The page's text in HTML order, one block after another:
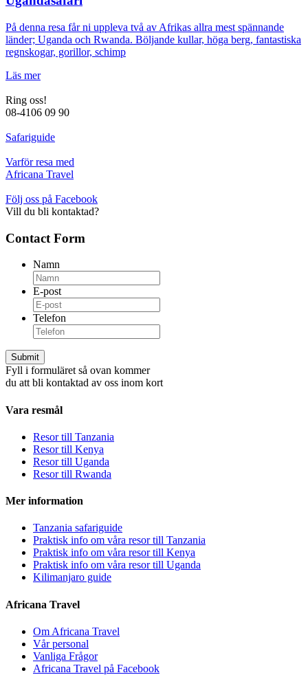
På denna resa får ni uppleva två av Afrikas allra mest spännande
länder; Uganda och Rwanda. Böljande kullar, höga berg, fantastiska
regnskogar, gorillor, schimp
Läs mer
Ring oss!
08-4106 09 90
Safariguide
Varför resa med
Africana Travel
Följ oss på Facebook
Vill du bli kontaktad?
Contact Form
Namn
E-post
Telefon
Submit
Fyll i formuläret så ovan kommer
du att bli kontaktad av oss inom kort
Vara resmål
Resor till Tanzania
Resor till Kenya
Resor till Uganda
Resor till Rwanda
Mer information
Tanzania safariguide
Praktisk info om våra resor till Tanzania
Praktisk info om våra resor till Kenya
Praktisk info om våra resor till Uganda
Kilimanjaro guide
Africana Travel
Om Africana Travel
Vår personal
Vanliga Frågor
Africana Travel på Facebook